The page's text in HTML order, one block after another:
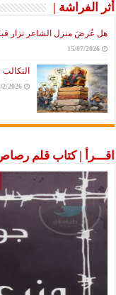
أثر الفراشة |
هل عُرضَ منزل الشاعر نزار
15/07/2026
2026
اقـــرأ | كتاب قلم